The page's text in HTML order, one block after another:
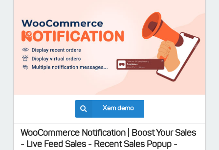
Xem demo
WooCommerce Notification | Boost Your Sales
- Live Feed Sales - Recent Sales Popup -